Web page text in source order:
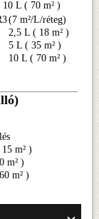
10 L ( 70 m² )
(7 m²/L/réteg)
2,5 L ( 18 m² )
5 L ( 35 m² )
10 L ( 70 m² )
m² )
m² )
m² )